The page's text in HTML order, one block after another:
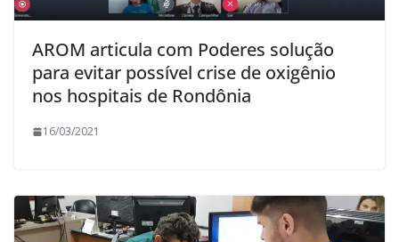
AROM articula com Poderes solução
para evitar possível crise de oxigênio
nos hospitais de Rondônia
16/03/2021